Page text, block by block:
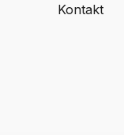
Kontakt